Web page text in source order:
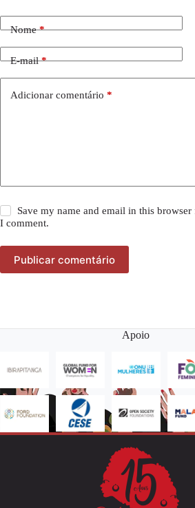
Nome*
E-mail*
Adicionar comentário *
Save my name and email in this
I comment.
Publicar comentário
Apoio